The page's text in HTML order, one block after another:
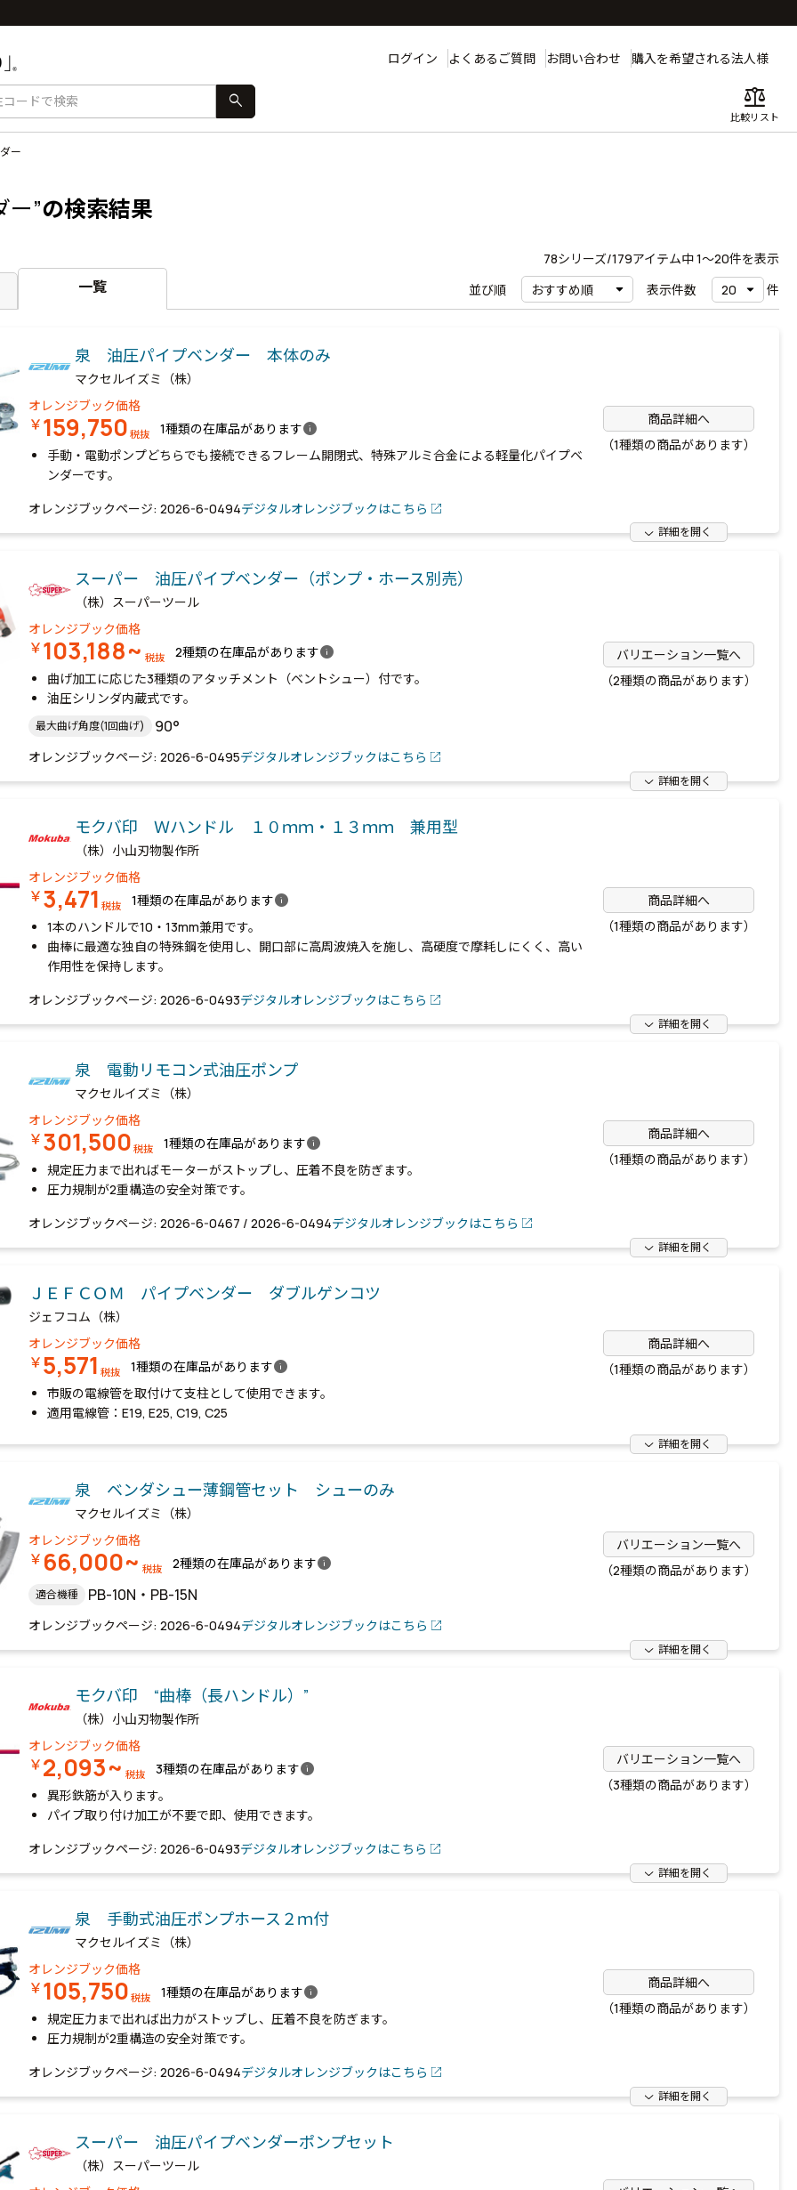
ログイン よくあるご質問 お問い合わせ 購入を希望される法人様
search balance
比較リスト
ー
ー”の検索結果
78シリーズ/179アイテム中1〜20件を表示
並び順
表示件数 件
一覧
泉 油圧パイプベンダー 本体のみ
マクセルイズミ（株）
オレンジブック価格
￥159,750 税抜 1種類の在庫品がありますinfo
商品詳細へ
（1種類の商品があります）
手動・電動ポンプどちらでも接続できるフレーム開閉式、特殊アルミ合金による軽量化パイプベ
ンダーです。
オレンジブックページ: 2026-6-0494デジタルオレンジブックはこちら
詳細を開く
スーパー 油圧パイプベンダー（ポンプ・ホース別売）
（株）スーパーツール
オレンジブック価格
￥103,188~ 税抜 2種類の在庫品がありますinfo
バリエーション一覧へ
（2種類の商品があります）
曲げ加工に応じた3種類のアタッチメント（ベントシュー）付です。
油圧シリンダ内蔵式です。
最大曲げ角度(1回曲げ) 90°
オレンジブックページ: 2026-6-0495デジタルオレンジブックはこちら
詳細を開く
モクバ印 Ｗハンドル １０ｍｍ・１３ｍｍ 兼用型
（株）小山刃物製作所
オレンジブック価格
￥3,471 税抜 1種類の在庫品がありますinfo
商品詳細へ
（1種類の商品があります）
1本のハンドルで10・13mm兼用です。
曲棒に最適な独自の特殊鋼を使用し、開口部に高周波焼入を施し、高硬度で摩耗しにくく、高い
作用性を保持します。
オレンジブックページ: 2026-6-0493デジタルオレンジブックはこちら
詳細を開く
泉 電動リモコン式油圧ポンプ
マクセルイズミ（株）
オレンジブック価格
￥301,500 税抜 1種類の在庫品がありますinfo
商品詳細へ
（1種類の商品があります）
規定圧力まで出ればモーターがストップし、圧着不良を防ぎます。
圧力規制が2重構造の安全対策です。
オレンジブックページ: 2026-6-0467 / 2026-6-0494デジタルオレンジブックはこちら
詳細を開く
ＪＥＦＣＯＭ パイプベンダー ダブルゲンコツ
ジェフコム（株）
オレンジブック価格
￥5,571 税抜 1種類の在庫品がありますinfo
商品詳細へ
（1種類の商品があります）
市販の電線管を取付けて支柱として使用できます。
適用電線管：E19, E25, C19, C25
詳細を開く
泉 ベンダシュー薄鋼管セット シューのみ
マクセルイズミ（株）
オレンジブック価格
￥ 66,000~ 税抜 2種類の在庫品がありますinfo
バリエーション一覧へ
（2種類の商品があります）
適合機種 PB-10N・PB-15N
オレンジブックページ: 2026-6-0494デジタルオレンジブックはこちら
詳細を開く
モクバ印 “曲棒（長ハンドル）”
（株）小山刃物製作所
オレンジブック価格
￥2,093~ 税抜 3種類の在庫品がありますinfo
バリエーション一覧へ
（3種類の商品があります）
異形鉄筋が入ります。
パイプ取り付け加工が不要で即、使用できます。
オレンジブックページ: 2026-6-0493デジタルオレンジブックはこちら
詳細を開く
泉 手動式油圧ポンプホース２ｍ付
マクセルイズミ（株）
オレンジブック価格
￥105,750 税抜 1種類の在庫品がありますinfo
商品詳細へ
（1種類の商品があります）
規定圧力まで出れば出力がストップし、圧着不良を防ぎます。
圧力規制が2重構造の安全対策です。
オレンジブックページ: 2026-6-0494デジタルオレンジブックはこちら
詳細を開く
スーパー 油圧パイプベンダーポンプセット
（株）スーパーツール